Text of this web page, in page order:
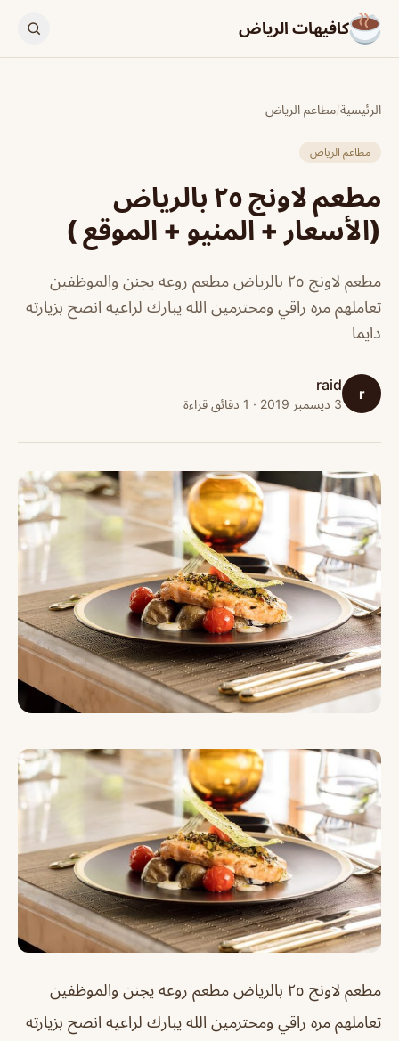
كافيهات الرياض
الرئيسية/مطاعم الرياض
مطاعم الرياض
مطعم لاونج ٢٥ بالرياض
(الأسعار + المنيو + الموقع )
مطعم لاونج ٢٥ بالرياض مطعم روعه يجنن والموظفين
تعاملهم مره راقي ومحترمين الله يبارك لراعيه انصح بزيارته
دايما
r
raid
3 ديسمبر 2019 · 1 دقائق قراءة
مطعم لاونج ٢٥ بالرياض
مطعم روعه يجنن والموظفين
تعاملهم مره راقي ومحترمين الله يبارك لراعيه انصح بزيارته